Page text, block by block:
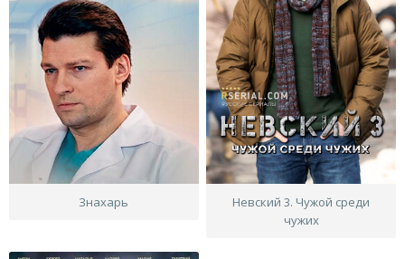
Знахарь
Невский 3. Чужой среди
чужих